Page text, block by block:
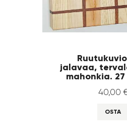
jalavaa,
mahonkia. 27
40,00
OSTA